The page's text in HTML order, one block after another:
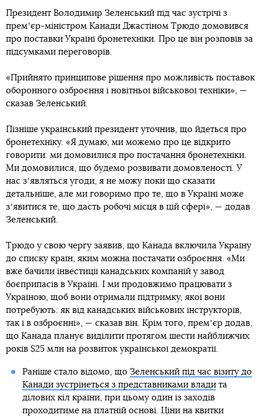
Президент Володимир Зеленський під час зустрічі з
премʼєр-міністром Канади Джастіном Трюдо домовився
про поставки Україні бронетехніки. Про це він розповів за
підсумками переговорів.
«Прийнято принципове рішення про можливість поставок
оборонного озброєння і новітньої військової техніки», —
сказав Зеленський.
Пізніше український президент уточнив, що йдеться про
бронетехніку. «Я думаю, ми можемо про це відкрито
говорити: ми домовилися про постачання бронетехніки.
Ми домовилися, що будемо розвивати домовленості. У
нас зʼявляться угоди, я не можу поки що сказати
детальніше, але ми говоримо про те, що в Україні може
зʼявитися те, що дасть робочі місця в цій сфері», — додав
Зеленський.
Трюдо у свою чергу заявив, що Канада включила Україну
до списку країн, яким можна постачати озброєння. «Ми
вже бачили інвестиції канадських компаній у завод
боєприпасів в Україні. І ми продовжимо працювати з
Україною, щоб вони отримали підтримку, якої вони
потребують: як від канадських військових інструкторів,
так і в озброєнні», — сказав він. Крім того, премʼєр додав,
що Канада планує виділити протягом шести найближчих
років $25 млн на розвиток української демократії.
Раніше стало відомо, що Зеленський під час візиту до
Канади зустрінеться з представниками владита
ділових кіл країни, при цьому один із заходів
проходитиме на платній основі. Ціни на квитки